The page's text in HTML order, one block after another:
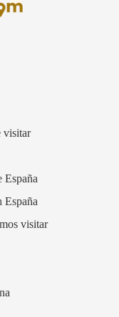
visitar
España
España
visitar